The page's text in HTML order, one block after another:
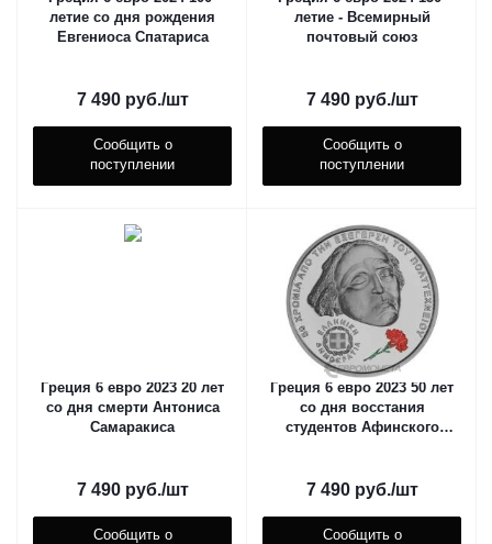
летие со дня рождения
Евгениоса Спатариса
7 490руб./шт
Сообщить о
поступлении
летие - Всемирный
почтовый союз
7 490руб./шт
Сообщить о
поступлении
Греция 6 евро 2023 20 лет
со дня смерти Антониса
Самаракиса
7 490руб./шт
Сообщить о
Греция 6 евро 2023 50 лет
со дня восстания
студентов Афинского
7 490руб./шт
Сообщить о